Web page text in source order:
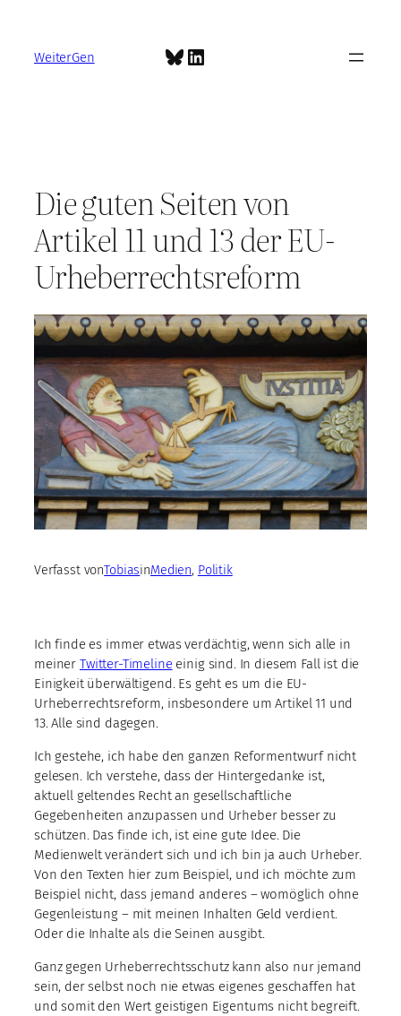
springen
WeiterGen Bluesky
LinkedIn
Die guten Seiten von
Artikel 11 und 13 der EU-
Urheberrechtsreform
Verfasst vonTobiasinMedien, Politik
Ich finde es immer etwas verdächtig, wenn sich alle in
meiner Twitter-Timelineeinig sind. In diesem Fall ist die
Einigkeit überwältigend. Es geht es um die EU-
Urheberrechtsreform, insbesondere um Artikel 11 und
13. Alle sind dagegen.
Ich gestehe, ich habe den ganzen Reformentwurf nicht
gelesen. Ich verstehe, dass der Hintergedanke ist,
aktuell geltendes Recht an gesellschaftliche
Gegebenheiten anzupassen und Urheber besser zu
schützen. Das finde ich, ist eine gute Idee. Die
Medienwelt verändert sich und ich bin ja auch Urheber.
Von den Texten hier zum Beispiel, und ich möchte zum
Beispiel nicht, dass jemand anderes – womöglich ohne
Gegenleistung – mit meinen Inhalten Geld verdient.
Oder die Inhalte als die Seinen ausgibt.
Ganz gegen Urheberrechtsschutz kann also nur jemand
sein, der selbst noch nie etwas eigenes geschaffen hat
und somit den Wert geistigen Eigentums nicht begreift.